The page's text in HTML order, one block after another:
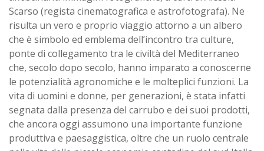
Scarso (regista cinematografica e astrofotografa). Ne
risulta un vero e proprio viaggio attorno a un albero
che è simbolo ed emblema dell’incontro tra culture,
ponte di collegamento tra le civiltà del Mediterraneo
che, secolo dopo secolo, hanno imparato a conoscerne
le potenzialità agronomiche e le molteplici funzioni. La
vita di uomini e donne, per generazioni, è stata infatti
segnata dalla presenza del carrubo e dei suoi prodotti,
che ancora oggi assumono una importante funzione
produttiva e paesaggistica, oltre che un ruolo centrale